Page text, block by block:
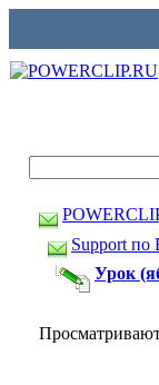
Support по
Урок